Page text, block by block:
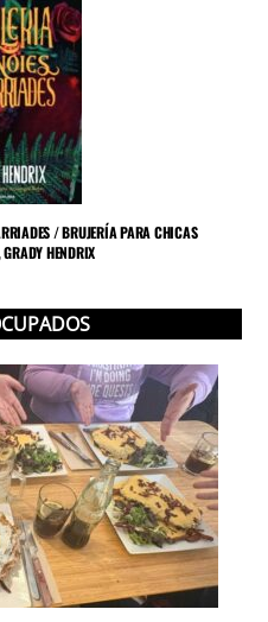
/ BRUJERÍA PARA CHICAS
HENDRIX